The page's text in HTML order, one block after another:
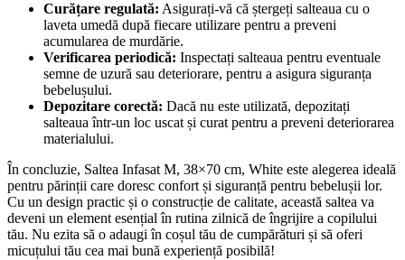
Curățare regulată: Asigurați-vă că ștergeți salteaua cu o
laveta umedă după fiecare utilizare pentru a preveni
acumularea de murdărie.
Verificarea periodică: Inspectați salteaua pentru eventuale
semne de uzură sau deteriorare, pentru a asigura siguranța
bebelușului.
Depozitare corectă: Dacă nu este utilizată, depozitați
salteaua într-un loc uscat și curat pentru a preveni deteriorarea
materialului.
În concluzie, Saltea Infasat M, 38×70 cm, White este alegerea ideală
pentru părinții care doresc confort și siguranță pentru bebelușii lor.
Cu un design practic și o construcție de calitate, această saltea va
deveni un element esențial în rutina zilnică de îngrijire a copilului
tău. Nu ezita să o adaugi în coșul tău de cumpărături și să oferi
micuțului tău cea mai bună experiență posibilă!